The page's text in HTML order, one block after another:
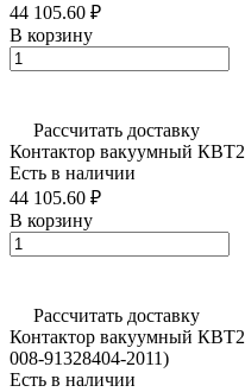
44 105.60 ₽
В корзину
Рассчитать доставку
Контактор вакуумный
Есть в наличии
44 105.60 ₽
В корзину
Рассчитать доставку
Контактор вакуумный
008-91328404-2011)
Есть в наличии